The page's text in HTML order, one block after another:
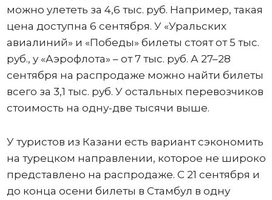
можно улететь за 4,6 тыс. руб. Например, такая
цена доступна 6 сентября. У «Уральских
авиалиний» и «Победы» билеты стоят от 5 тыс.
руб., у «Аэрофлота» – от 7 тыс. руб. А 27–28
сентября на распродаже можно найти билеты
всего за 3,1 тыс. руб. У остальных перевозчиков
стоимость на одну-две тысячи выше.
У туристов из Казани есть вариант сэкономить
на турецком направлении, которое не широко
представлено на распродаже. С 21 сентября и
до конца осени билеты в Стамбул в одну